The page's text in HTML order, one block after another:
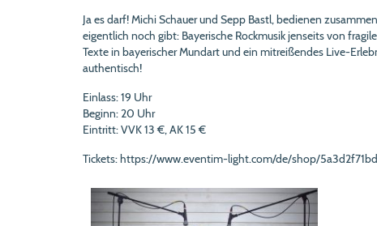
Ja es darf! Michi Schauer und Sepp Bastl, bedienen
eigentlich noch gibt: Bayerische Rockmusik jenseits von
Texte in bayerischer Mundart und ein mitreißendes Live-
authentisch!
Einlass: 19 Uhr
Beginn: 20 Uhr
Eintritt: VVK 13 €, AK 15 €
Tickets:https://www.eventim-light.com/de/shop/